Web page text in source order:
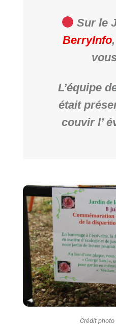
Sur le
BerryInfo,
L’équipe
était
couvir l’
Crédit photo